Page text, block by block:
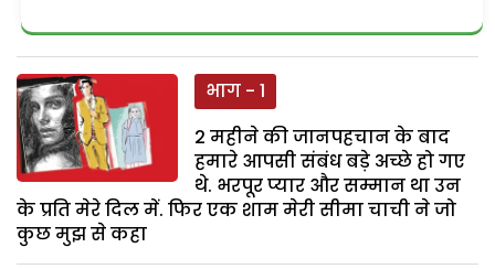
भाग - 1
2 महीने की जानपहचान के बाद
हमारे आपसी संबंध बड़े अच्छे हो गए
थे. भरपूर प्यार और सम्मान था उन
के प्रति मेरे दिल में. फिर एक शाम मेरी सीमा चाची ने जो
कुछ मुझ से कहा